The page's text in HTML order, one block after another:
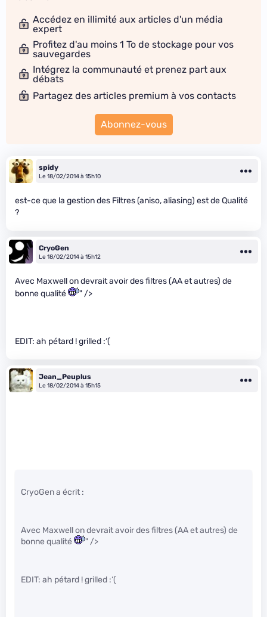
Accédez en illimité aux articles d'un média
expert
Profitez d'au moins 1 To de stockage pour vos
sauvegardes
Intégrez la communauté et prenez part aux
débats
Partagez des articles premium à vos contacts
Abonnez-vous
spidy
Le 18/02/2014 à 15h10
est-ce que la gestion des Filtres (aniso, aliasing) est de Qualité
?
CryoGen
Le 18/02/2014 à 15h12
Avec Maxwell on devrait avoir des filtres (AA et autres) de
bonne qualité
" />
EDIT: ah pétard ! grilled :‘(
Jean_Peuplus
Le 18/02/2014 à 15h15
CryoGen a écrit :
Avec Maxwell on devrait avoir des filtres (AA et autres) de
bonne qualité
" />
EDIT: ah pétard ! grilled :‘(